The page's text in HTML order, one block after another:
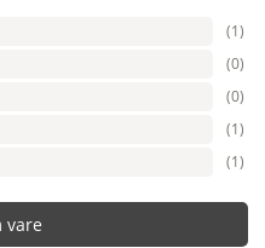
(1)
(0)
(0)
(1)
(1)
vare